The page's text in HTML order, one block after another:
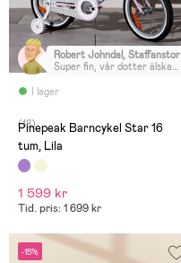
I lager
Robert Johndal, Staffanstorp
Super fin, vår dotter älskar
(18)
Pinepeak Barncykel Star 16
tum, Lila
1 599 kr
Tid. pris: 1 699 kr
-15%